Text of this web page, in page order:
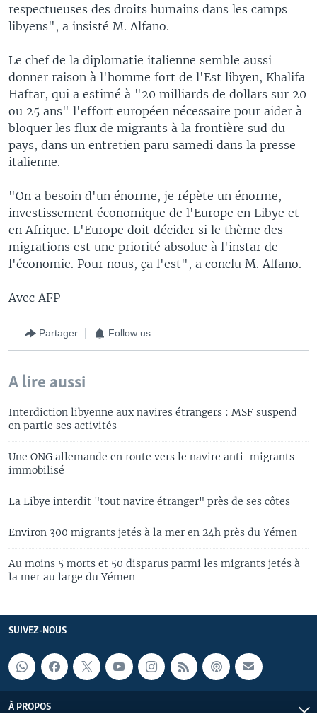
respectueuses des droits humains dans les camps
libyens", a insisté M. Alfano.
Le chef de la diplomatie italienne semble aussi
donner raison à l'homme fort de l'Est libyen, Khalifa
Haftar, qui a estimé à "20 milliards de dollars sur 20
ou 25 ans" l'effort européen nécessaire pour aider à
bloquer les flux de migrants à la frontière sud du
pays, dans un entretien paru samedi dans la presse
italienne.
"On a besoin d'un énorme, je répète un énorme,
investissement économique de l'Europe en Libye et
en Afrique. L'Europe doit décider si le thème des
migrations est une priorité absolue à l'instar de
l'économie. Pour nous, ça l'est", a conclu M. Alfano.
Avec AFP
Partager Follow us
A lire aussi
Interdiction libyenne aux navires étrangers : MSF suspend
en partie ses activités
Une ONG allemande en route vers le navire anti-migrants
immobilisé
La Libye interdit "tout navire étranger" près de ses côtes
Environ 300 migrants jetés à la mer en 24h près du Yémen
Au moins 5 morts et 50 disparus parmi les migrants jetés à
la mer au large du Yémen
SUIVEZ-NOUS
À PROPOS